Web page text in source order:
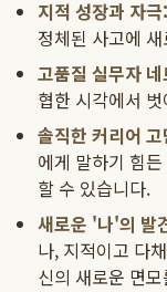
지적 성장과 자극:
정체된 사고에
고품질 실무자
협한 시각에서
솔직한 커리어
에게 말하기 힘
할 수 있습니다.
새로운 '나'의 발
나, 지적이고 다
신의 새로운 면